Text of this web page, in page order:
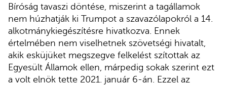
Bíróság tavaszi döntése, miszerint a tagállamok
nem húzhatják ki Trumpot a szavazólapokról a 14.
alkotmánykiegészítésre hivatkozva. Ennek
értelmében nem viselhetnek szövetségi hivatalt,
akik esküjüket megszegve felkelést szítottak az
Egyesült Államok ellen, márpedig sokak szerint ezt
a volt elnök tette 2021. január 6-án. Ezzel az